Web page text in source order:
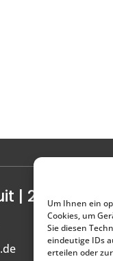
Um Ihnen ein
Cookies, um
Sie diesen
eindeutige IDs
erteilen oder
| 2022